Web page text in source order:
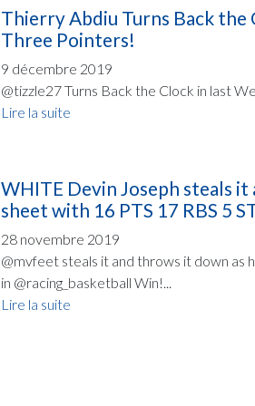
Thierry Abdiu Turns Back the
Three Pointers!
9 décembre 2019
@tizzle27 Turns Back the Clock in last
Lire la suite
WHITE Devin Joseph steals
sheet with 16 PTS 17 RBS 5
28 novembre 2019
@mvfeet steals it and throws it down as
in @racing_basketball Win!...
Lire la suite